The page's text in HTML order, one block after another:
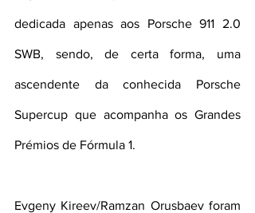
dedicada apenas aos Porsche 911 2.0
SWB, sendo, de certa forma, uma
ascendente da conhecida Porsche
Supercup que acompanha os Grandes
Prémios de Fórmula 1.
Evgeny Kireev/Ramzan Orusbaev foram